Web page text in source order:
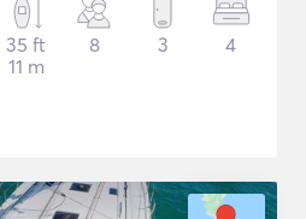
35 ft
11 m
8 3 4